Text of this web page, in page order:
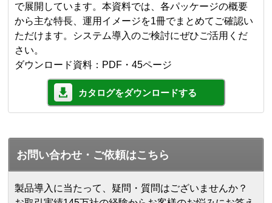
で展開しています。本資料では、各パッケージの概要
から主な特長、運用イメージを1冊でまとめてご確認い
ただけます。システム導入のご検討にぜひご活用くだ
さい。
ダウンロード資料：PDF・45ページ
カタログをダウンロードする
お問い合わせ・ご依頼はこちら
製品導入に当たって、疑問・質問はございませんか？